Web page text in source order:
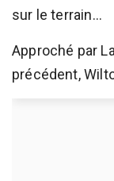
sur le terrain...
Approché par
précédent,